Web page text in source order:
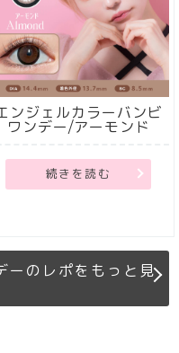
ンジェルカラーバンビ
ワンデー/アーモンド
続きを読む
ーのレポをもっと見